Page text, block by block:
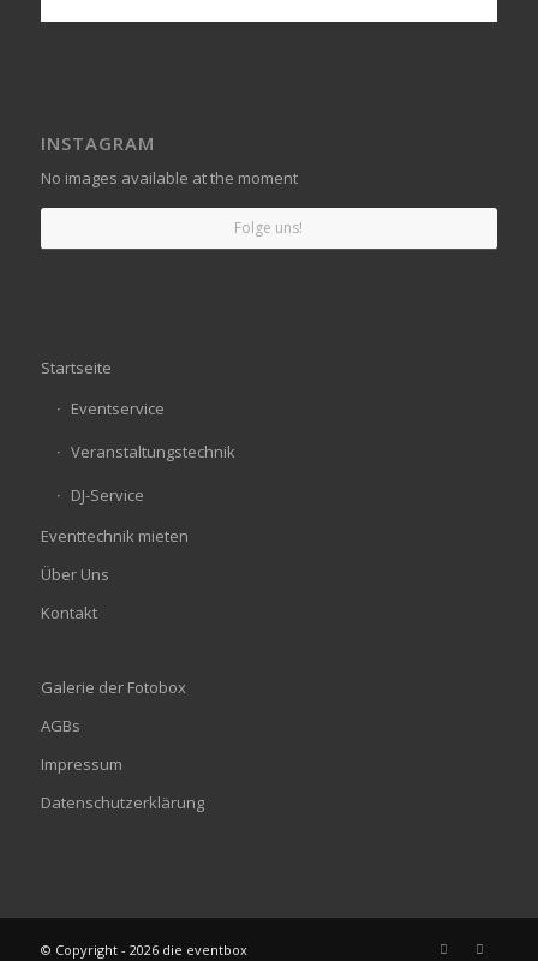
INSTAGRAM
No images available at the moment
Folge uns!
Startseite
Eventservice
Veranstaltungstechnik
DJ-Service
Eventtechnik mieten
Über Uns
Kontakt
Galerie der Fotobox
AGBs
Impressum
Datenschutzerklärung
© Copyright - 2026 die eventbox